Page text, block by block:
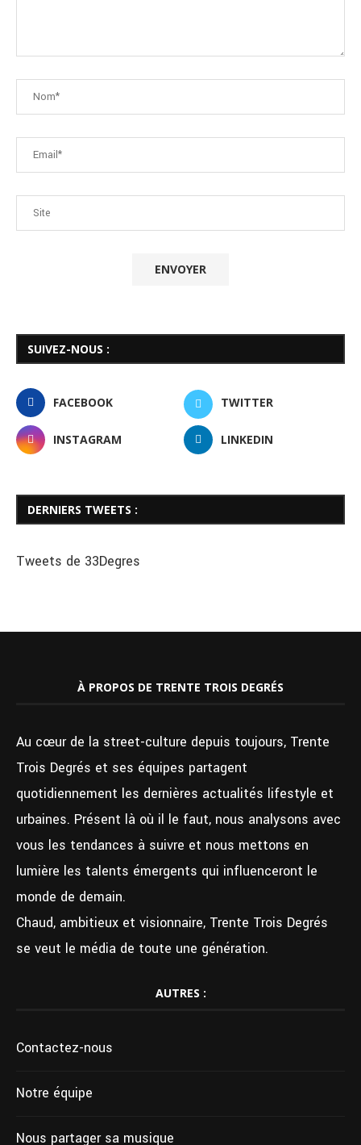
SUIVEZ-NOUS :
FACEBOOK TWITTER
INSTAGRAM LINKEDIN
DERNIERS TWEETS :
Tweets de 33Degres
À PROPOS DE TRENTE TROIS DEGRÉS
Au cœur de la street-culture depuis toujours, Trente
Trois Degrés et ses équipes partagent
quotidiennement les dernières actualités lifestyle et
urbaines. Présent là où il le faut, nous analysons avec
vous les tendances à suivre et nous mettons en
lumière les talents émergents qui influenceront le
monde de demain.
Chaud, ambitieux et visionnaire, Trente Trois Degrés
se veut le média de toute une génération.
AUTRES :
Contactez-nous
Notre équipe
Nous partager sa musique